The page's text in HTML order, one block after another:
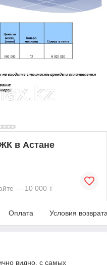
в Астане
— 10 000 ₸
Оплата Условия
видно, с самых